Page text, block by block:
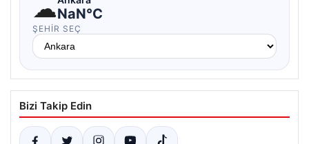
☁NaN°C
ŞEHIR SEÇ
Bizi Takip Edin